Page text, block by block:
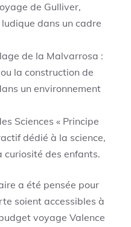
de Gulliver,
dans un cadre
de la Malvarrosa :
la construction de
un environnement
Sciences « Principe
dédié à la science,
curiosité des enfants.
a été pensée pour
soient accessibles à
voyage Valence